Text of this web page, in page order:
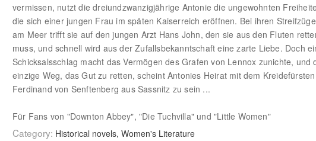
vermissen, nutzt die dreiundzwanzigjährige Antonie die ungewohnten
die sich einer jungen Frau im späten Kaiserreich eröffnen. Bei ihren
am Meer trifft sie auf den jungen Arzt Hans John, den sie aus den Fluten
muss, und schnell wird aus der Zufallsbekanntschaft eine zarte Liebe. Doch
Schicksalsschlag macht das Vermögen des Grafen von Lennox zunichte, und
einzige Weg, das Gut zu retten, scheint Antonies Heirat mit dem Kreidefürsten
Ferdinand von Senftenberg aus Sassnitz zu sein ...
Für Fans von "Downton Abbey", "Die Tuchvilla" und "Little Women"
Category: Historical novels, Women's Literature